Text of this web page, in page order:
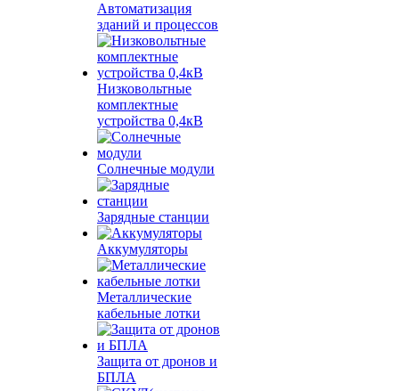
Автоматизация
зданий и процессов
Низковольтные
комплектные
устройства 0,4кВ
Солнечные модули
Зарядные станции
Аккумуляторы
Металлические
кабельные лотки
Защита от дронов и
БПЛА